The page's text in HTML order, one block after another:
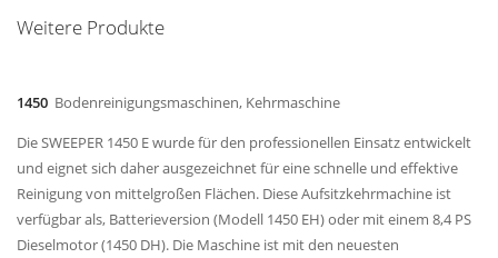
Weitere Produkte
1450 Bodenreinigungsmaschinen, Kehrmaschine
Die SWEEPER 1450 E wurde für den professionellen Einsatz entwickelt
und eignet sich daher ausgezeichnet für eine schnelle und effektive
Reinigung von mittelgroßen Flächen. Diese Aufsitzkehrmachine ist
verfügbar als, Batterieversion (Modell 1450 EH) oder mit einem 8,4 PS
Dieselmotor (1450 DH). Die Maschine ist mit den neuesten